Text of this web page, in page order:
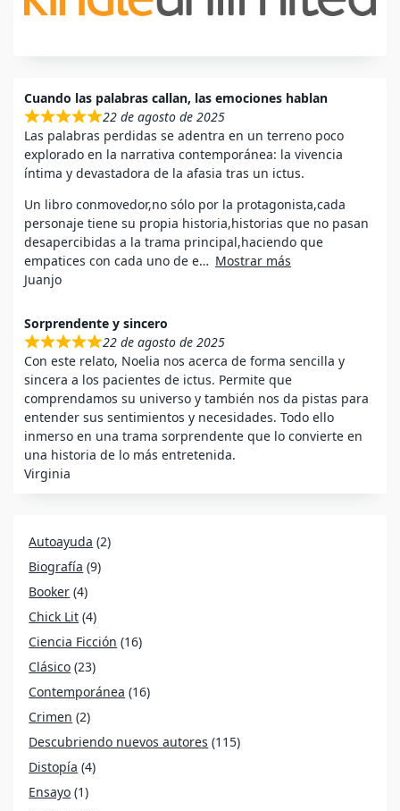
Cuando las palabras callan, las emociones hablan
22 de agosto de 2025
Las palabras perdidas se adentra en un terreno poco
explorado en la narrativa contemporánea: la vivencia
íntima y devastadora de la afasia tras un ictus.
Un libro conmovedor,no sólo por la protagonista,cada
personaje tiene su propia historia,historias que no pasan
desapercibidas a la trama principal,haciendo que
empatices con cada uno de e
Mostrar más
Juanjo
Sorprendente y sincero
22 de agosto de 2025
Con este relato, Noelia nos acerca de forma sencilla y
sincera a los pacientes de ictus. Permite que
comprendamos su universo y también nos da pistas para
entender sus sentimientos y necesidades. Todo ello
inmerso en una trama sorprendente que lo convierte en
una historia de lo más entretenida.
Virginia
Autoayuda (2)
Biografía (9)
Booker (4)
Chick Lit (4)
Ciencia Ficción (16)
Clásico (23)
Contemporánea (16)
Crimen (2)
Descubriendo nuevos autores (115)
Distopía (4)
Ensayo (1)